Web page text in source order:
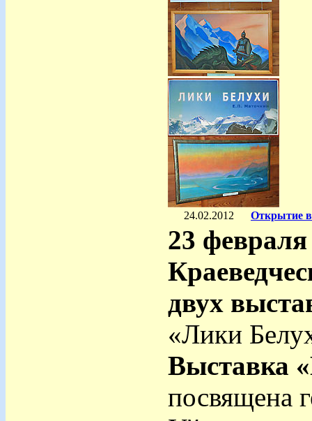
24.02.2012 Открытие
23
двух
«Лики
Выставка
посвящена